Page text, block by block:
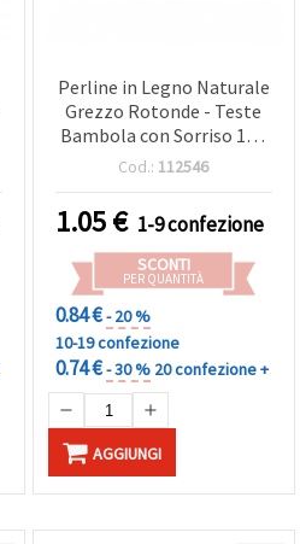
Perline in Legno Naturale
Grezzo Rotonde - Teste
Bambola con Sorriso 19 x
20 mm, Foro 4 mm - 5 pz
Cod.: 112546
1.05€ 1-9 confezione
SCONTI
PER QUANTITÀ
0.84 €- 20 %
10-19 confezione
0.74 €- 30 % 20 confezione +
AGGIUNGI